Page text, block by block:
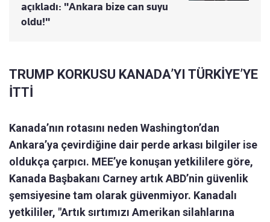
açıkladı: "Ankara bize can suyu
oldu!"
TRUMP KORKUSU KANADA’YI TÜRKİYE’YE
İTTİ
Kanada’nın rotasını neden Washington’dan
Ankara’ya çevirdiğine dair perde arkası bilgiler ise
oldukça çarpıcı. MEE’ye konuşan yetkililere göre,
Kanada Başbakanı Carney artık ABD’nin güvenlik
şemsiyesine tam olarak güvenmiyor. Kanadalı
yetkililer, "Artık sırtımızı Amerikan silahlarına